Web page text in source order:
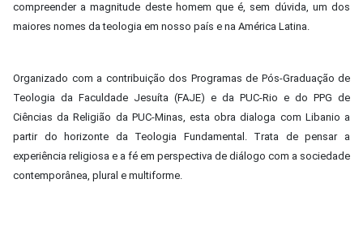
compreender a magnitude deste homem que é, sem dúvida, um dos
maiores nomes da teologia em nosso país e na América Latina.
Organizado com a contribuição dos Programas de Pós-Graduação de
Teologia da Faculdade Jesuíta (FAJE) e da PUC-Rio e do PPG de
Ciências da Religião da PUC-Minas, esta obra dialoga com Libanio a
partir do horizonte da Teologia Fundamental. Trata de pensar a
experiência religiosa e a fé em perspectiva de diálogo com a sociedade
contemporânea, plural e multiforme.